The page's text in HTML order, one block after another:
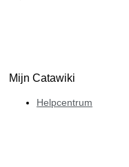
Mijn Catawiki
Helpcentrum